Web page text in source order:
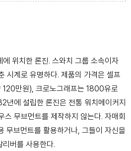
위치한 론진. 스와치 그룹 소속이자
시계로 유명하다. 제품의 가격은 셀프
만원), 크로노그래프는 1800유로
년에 설립한 론진은 전통 워치메이커지
스 무브먼트를 제작하지 않는다. 자매회
무브먼트를 활용하거나, 그들이 자신을
버를 사용한다.